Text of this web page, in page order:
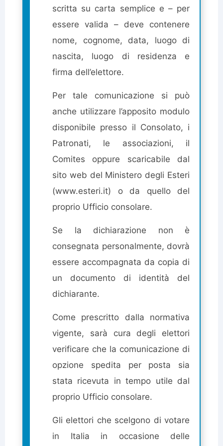
scritta su carta semplice e – per
essere valida – deve contenere
nome, cognome, data, luogo di
nascita, luogo di residenza e
firma dell’elettore.
Per tale comunicazione si può
anche utilizzare l’apposito modulo
disponibile presso il Consolato, i
Patronati, le associazioni, il
Comites oppure scaricabile dal
sito web del Ministero degli Esteri
(www.esteri.it) o da quello del
proprio Ufficio consolare.
Se la dichiarazione non è
consegnata personalmente, dovrà
essere accompagnata da copia di
un documento di identità del
dichiarante.
Come prescritto dalla normativa
vigente, sarà cura degli elettori
verificare che la comunicazione di
opzione spedita per posta sia
stata ricevuta in tempo utile dal
proprio Ufficio consolare.
Gli elettori che scelgono di votare
in Italia in occasione delle